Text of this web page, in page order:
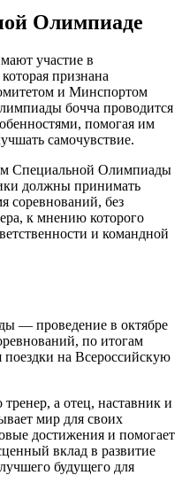
Олимпиаде
участие в
признана
и Минспортом
бочча проводится
помогая им
самочувствие.
Специальной Олимпиады
должны принимать
соревнований, без
к мнению которого
и командной
— проведение в октябре
по итогам
на Всероссийскую
а отец, наставник и
мир для своих
достижения и помогает
вклад в развитие
будущего для